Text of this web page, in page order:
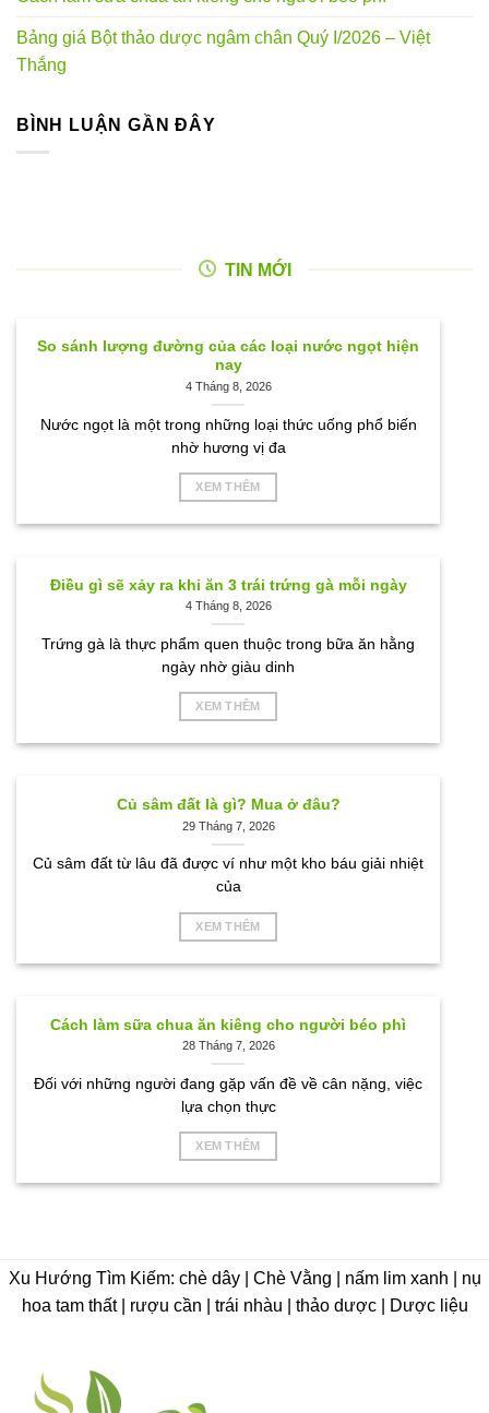
Bảng giá Bột thảo dược ngâm chân Quý I/2026 – Việt
Thắng
BÌNH LUẬN GẦN ĐÂY
TIN MỚI
So sánh lượng đường của các loại nước ngọt hiện
nay
4 Tháng 8, 2026
Nước ngọt là một trong những loại thức uống phổ biến
nhờ hương vị đa
XEM THÊM
Điều gì sẽ xảy ra khi ăn 3 trái trứng gà mỗi ngày
4 Tháng 8, 2026
Trứng gà là thực phẩm quen thuộc trong bữa ăn hằng
ngày nhờ giàu dinh
XEM THÊM
Củ sâm đất là gì? Mua ở đâu?
29 Tháng 7, 2026
Củ sâm đất từ lâu đã được ví như một kho báu giải nhiệt
của
XEM THÊM
Cách làm sữa chua ăn kiêng cho người béo phì
28 Tháng 7, 2026
Đối với những người đang gặp vấn đề về cân nặng, việc
lựa chọn thực
XEM THÊM
Xu Hướng Tìm Kiếm: chè dây | Chè Vằng | nấm lim xanh | nụ
hoa tam thất | rượu cần | trái nhàu | thảo dược | Dược liệu